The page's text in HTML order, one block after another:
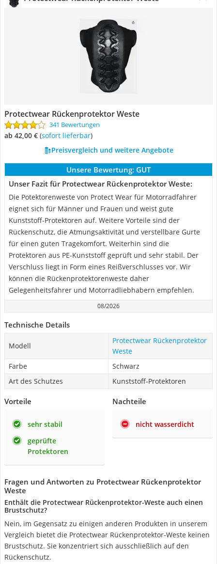
Protectwear Rückenprotektor Weste
341 Bewertungen
ab 42,00 € ( Sofort lieferbar)
Preisvergleich und weitere Angebote
Unsere Bewertung: GUT
Unser Fazit für Protectwear Rückenprotektor Weste:
Die Potektorenweste von Protect Wear für Motorradfahrer
eignet sich für Männer und Frauen und weist gute
Kunststoff-Protektoren auf. Weitere Vorteile sind der
Rückenschutz, die Atmungsaktivität und verstellbare Gurte
für einen guten Tragekomfort. Weiterhin sind die
Protektoren aus PE-Kunststoff geprüft und sehr stabil. Der
Verschluss liegt in Form eines Reißverschlusses vor. Wir
können die Rückenprotektorenweste daher
Gelegenheitsfahrer und Motorradliebhabern empfehlen.
08/2026
Technische Details
Modell
Protectwear Rückenprotektor
Weste
Farbe
Schwarz
Art des Schutzes
Kunststoff-Protektoren
Vorteile
sehr stabil
geprüfte
Protektoren
Nachteile
nicht wasserdicht
Fragen und Antworten zu Protectwear Rückenprotektor
Weste
Enthält die Protectwear Rückenprotektor-Weste auch einen
Brustschutz?
Nein, im Gegensatz zu einigen anderen Produkten in unserem
Vergleich bietet die Protectwear Rückenprotektor-Weste keinen
Brustschutz. Sie konzentriert sich ausschließlich auf den
Rückenschutz.